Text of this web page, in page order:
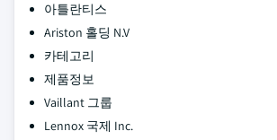
아틀란티스
Ariston 홀딩 N.V
카테고리
제품정보
Vaillant 그룹
Lennox 국제 Inc.